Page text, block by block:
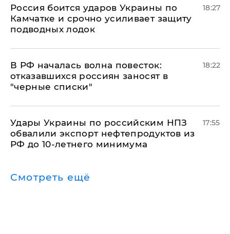
Россия боится ударов Украины по
Камчатке и срочно усиливает защиту
подводных лодок
18:27
​В РФ началась волна повесток:
отказавшихся россиян заносят в
"черные списки"
18:22
Удары Украины по российским НПЗ
обвалили экспорт нефтепродуктов из
РФ до 10-летнего минимума
17:55
Смотреть ещё